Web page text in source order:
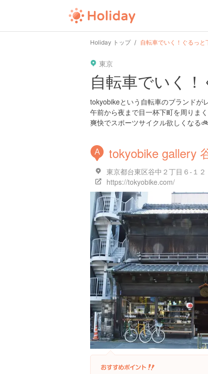
Holiday トップ 自転車でいく！ぐるっと
東京
自転車でいく
tokyobikeという自転車のブランドが
午前から夜まで目一杯下町を周りま
爽快でスポーツサイクル欲しくなる
A tokyobike gallery
東京都台東区谷中２丁目６-１２
https://tokyobike.com/